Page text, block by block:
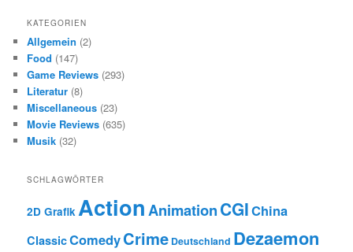
KATEGORIEN
Allgemein (2)
Food (147)
Game Reviews (293)
Literatur (8)
Miscellaneous (23)
Movie Reviews (635)
Musik (32)
SCHLAGWÖRTER
2D GrafikActionAnimationCGIChina
ClassicComedyCrime Deutschland Dezaemon